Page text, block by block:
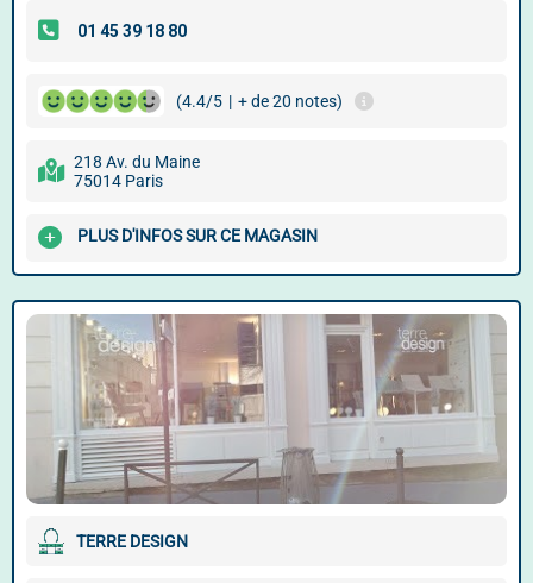
(4.4/5 | + de 20 notes)
218 Av. du Maine
75014 Paris
PLUS D'INFOS SUR CE MAGASIN
TERRE DESIGN